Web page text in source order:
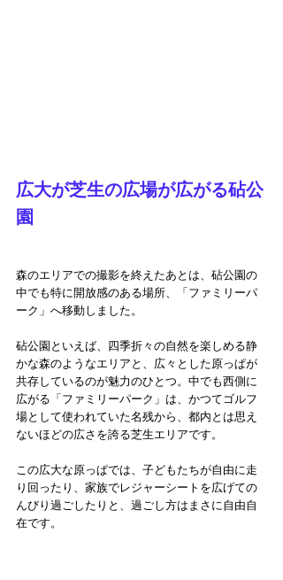
広大が芝生の広場が広がる砧公
園
森のエリアでの撮影を終えたあとは、砧公園の
中でも特に開放感のある場所、「ファミリーパ
ーク」へ移動しました。
砧公園といえば、四季折々の自然を楽しめる静
かな森のようなエリアと、広々とした原っぱが
共存しているのが魅力のひとつ。中でも西側に
広がる「ファミリーパーク」は、かつてゴルフ
場として使われていた名残から、都内とは思え
ないほどの広さを誇る芝生エリアです。
この広大な原っぱでは、子どもたちが自由に走
り回ったり、家族でレジャーシートを広げての
んびり過ごしたりと、過ごし方はまさに自由自
在です。